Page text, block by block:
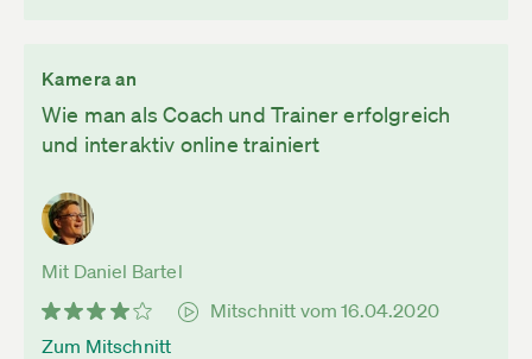
Kamera an
Wie man als Coach und Trainer erfolgreich
und interaktiv online trainiert
Mit Daniel Bartel
Mitschnitt vom 16.04.2020
Zum Mitschnitt